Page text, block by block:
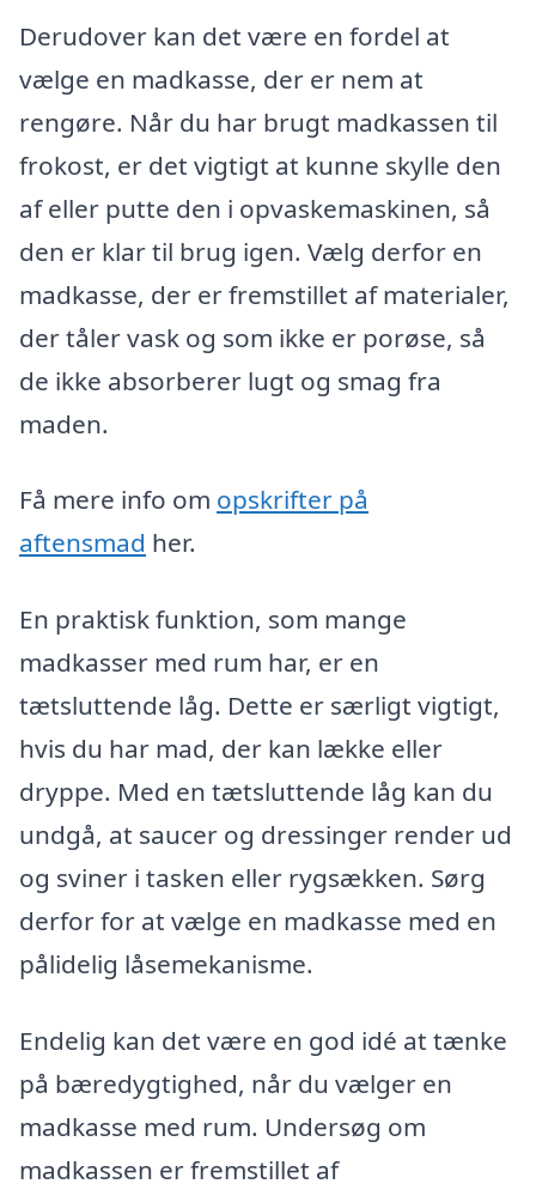
Derudover kan det være en fordel at
vælge en madkasse, der er nem at
rengøre. Når du har brugt madkassen til
frokost, er det vigtigt at kunne skylle den
af eller putte den i opvaskemaskinen, så
den er klar til brug igen. Vælg derfor en
madkasse, der er fremstillet af materialer,
der tåler vask og som ikke er porøse, så
de ikke absorberer lugt og smag fra
maden.
Få mere info om opskrifter på
aftensmad her.
En praktisk funktion, som mange
madkasser med rum har, er en
tætsluttende låg. Dette er særligt vigtigt,
hvis du har mad, der kan lække eller
dryppe. Med en tætsluttende låg kan du
undgå, at saucer og dressinger render ud
og sviner i tasken eller rygsækken. Sørg
derfor for at vælge en madkasse med en
pålidelig låsemekanisme.
Endelig kan det være en god idé at tænke
på bæredygtighed, når du vælger en
madkasse med rum. Undersøg om
madkassen er fremstillet af